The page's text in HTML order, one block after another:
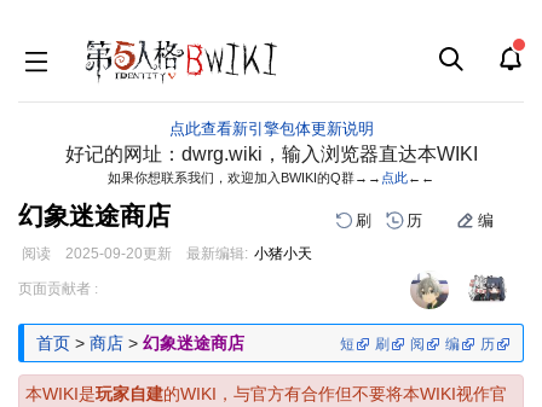
点此查看新引擎包体更新说明
好记的网址：dwrg.wiki，输入浏览器直达本WIKI
如果你想联系我们，欢迎加入BWIKI的Q群→→ 点此←←
幻象迷途商店 刷 历 编
阅读 2025-09-20更新 最新编辑: 小猪小天
跳
导
跳
搜
页面贡献者 :
首页 > 商店 > 幻象迷途商店 短 刷 阅 编 历
本WIKI是玩家自建的WIKI，与官方有合作但不要将本WIKI视作官